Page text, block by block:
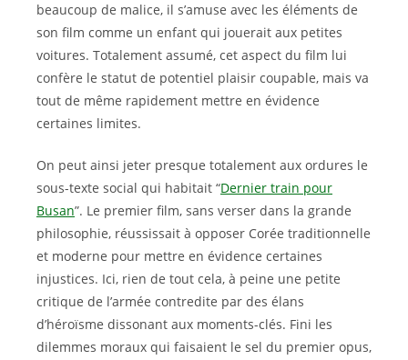
beaucoup de malice, il s’amuse avec les éléments de
son film comme un enfant qui jouerait aux petites
voitures. Totalement assumé, cet aspect du film lui
confère le statut de potentiel plaisir coupable, mais va
tout de même rapidement mettre en évidence
certaines limites.
On peut ainsi jeter presque totalement aux ordures le
sous-texte social qui habitait “Dernier train pour
Busan”. Le premier film, sans verser dans la grande
philosophie, réussissait à opposer Corée traditionnelle
et moderne pour mettre en évidence certaines
injustices. Ici, rien de tout cela, à peine une petite
critique de l’armée contredite par des élans
d’héroïsme dissonant aux moments-clés. Fini les
dilemmes moraux qui faisaient le sel du premier opus,